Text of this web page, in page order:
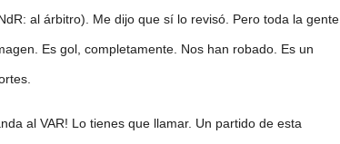
al árbitro). Me dijo que sí lo revisó. Pero toda la gente
Es gol, completamente. Nos han robado. Es un
al VAR! Lo tienes que llamar. Un partido de esta